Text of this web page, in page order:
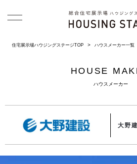
住宅展示場ハウジングステージTOP ハウスメーカー一覧
HOUSE
ハウスメーカー
大野